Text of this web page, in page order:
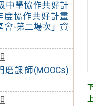
中學協作共好計
度協作共好計畫
會-第二場次」資
課師(MOOCs)